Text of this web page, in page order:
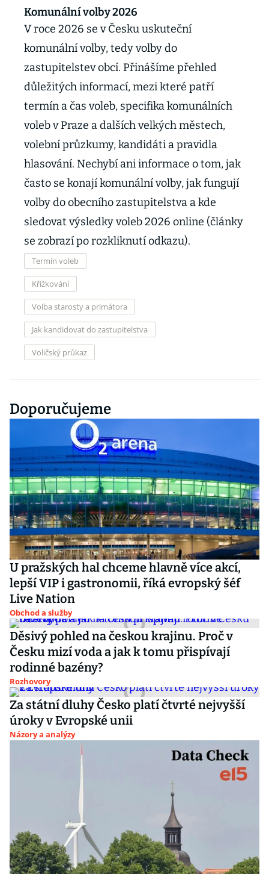
Komunální volby 2026
V roce 2026 se v Česku uskuteční
komunální volby, tedy volby do
zastupitelstev obcí. Přinášíme přehled
důležitých informací, mezi které patří
termín a čas voleb, specifika komunálních
voleb v Praze a dalších velkých městech,
volební průzkumy, kandidáti a pravidla
hlasování. Nechybí ani informace o tom, jak
často se konají komunální volby, jak fungují
volby do obecního zastupitelstva a kde
sledovat výsledky voleb 2026 online (články
se zobrazí po rozkliknutí odkazu).
Termín voleb
Křížkování
Volba starosty a primátora
Jak kandidovat do zastupitelstva
Voličský průkaz
Doporučujeme
U pražských hal chceme hlavně více akcí,
lepší VIP i gastronomii, říká evropský šéf
Live Nation
Obchod a služby
Děsivý pohled na českou krajinu. Proč v
Česku mizí voda a jak k tomu přispívají
rodinné bazény?
Rozhovory
Za státní dluhy Česko platí čtvrté nejvyšší
úroky v Evropské unii
Názory a analýzy